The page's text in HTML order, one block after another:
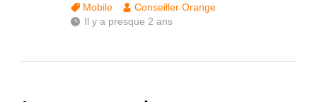
Mobile
Conseiller Orange
Il y a presque 2 ans